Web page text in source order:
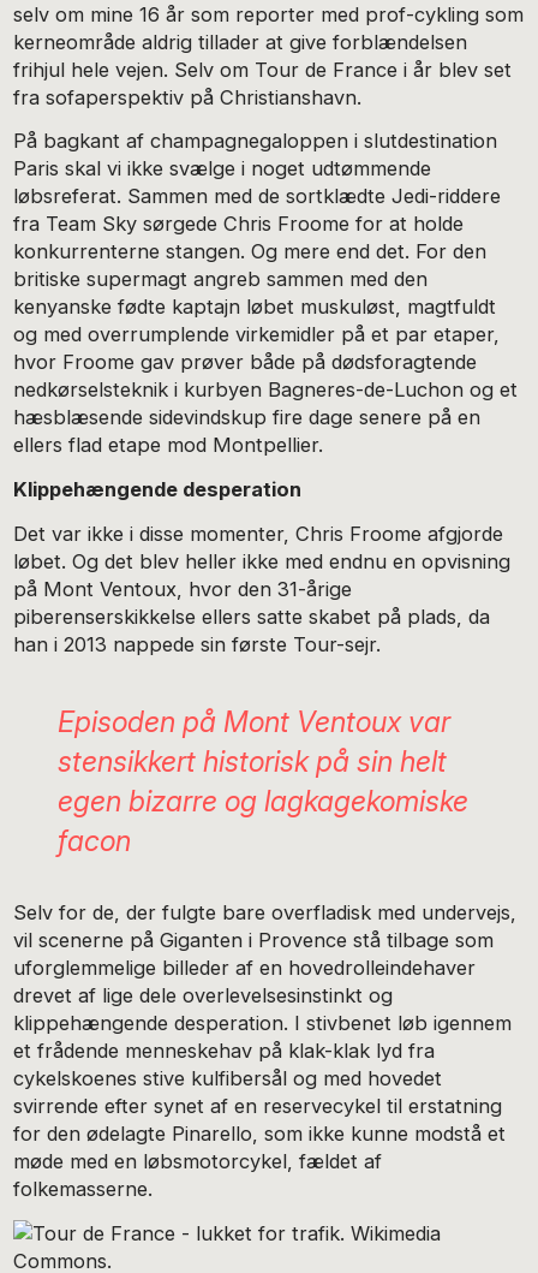
selv om mine 16 år som reporter med prof-cykling som
kerneområde aldrig tillader at give forblændelsen
frihjul hele vejen. Selv om Tour de France i år blev set
fra sofaperspektiv på Christianshavn.
På bagkant af champagnegaloppen i slutdestination
Paris skal vi ikke svælge i noget udtømmende
løbsreferat. Sammen med de sortklædte Jedi-riddere
fra Team Sky sørgede Chris Froome for at holde
konkurrenterne stangen. Og mere end det. For den
britiske supermagt angreb sammen med den
kenyanske fødte kaptajn løbet muskuløst, magtfuldt
og med overrumplende virkemidler på et par etaper,
hvor Froome gav prøver både på dødsforagtende
nedkørselsteknik i kurbyen Bagneres-de-Luchon og et
hæsblæsende sidevindskup fire dage senere på en
ellers flad etape mod Montpellier.
Klippehængende desperation
Det var ikke i disse momenter, Chris Froome afgjorde
løbet. Og det blev heller ikke med endnu en opvisning
på Mont Ventoux, hvor den 31-årige
piberenserskikkelse ellers satte skabet på plads, da
han i 2013 nappede sin første Tour-sejr.
Episoden på Mont Ventoux var
stensikkert historisk på sin helt
egen bizarre og lagkagekomiske
facon
Selv for de, der fulgte bare overfladisk med undervejs,
vil scenerne på Giganten i Provence stå tilbage som
uforglemmelige billeder af en hovedrolleindehaver
drevet af lige dele overlevelsesinstinkt og
klippehængende desperation. I stivbenet løb igennem
et frådende menneskehav på klak-klak lyd fra
cykelskoenes stive kulfibersål og med hovedet
svirrende efter synet af en reservecykel til erstatning
for den ødelagte Pinarello, som ikke kunne modstå et
møde med en løbsmotorcykel, fældet af
folkemasserne.